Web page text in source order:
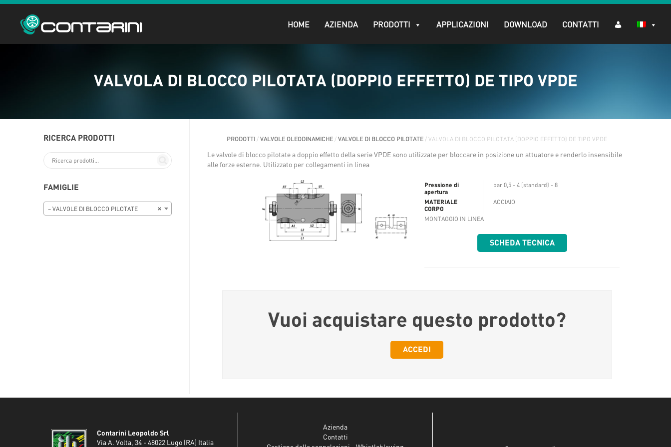
HOME AZIENDA PRODOTTI APPLICAZIONI DOWNLOAD CONTATTI
VALVOLA DI BLOCCO PILOTATA (DOPPIO EFFETTO) DE TIPO VPDE
PRODOTTI /VALVOLE OLEODINAMICHE /VALVOLE DI BLOCCO PILOTATE / VALVOLA DI BLOCCO PILOTATA (DOPPIO EFFETTO) DE TIPO VPDE
Le valvole di blocco pilotate a doppio effetto della serie VPDE sono utilizzate per bloccare in posizione un attuatore e renderlo insensibile
alle forze esterne. Utilizzato per collegamenti in linea
Pressione di
apertura
bar 0,5 - 4 (standard) - 8
MATERIALE
CORPO
ACCIAIO
MONTAGGIO IN LINEA
SCHEDA TECNICA
Vuoi acquistare questo prodotto?
ACCEDI
RICERCA PRODOTTI
FAMIGLIE
×
– VALVOLE DI BLOCCO PILOTATE
Contarini Leopoldo Srl
Via A. Volta, 34 - 48022 Lugo (RA) Italia
Azienda
Contatti